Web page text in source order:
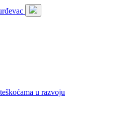
u razvoju